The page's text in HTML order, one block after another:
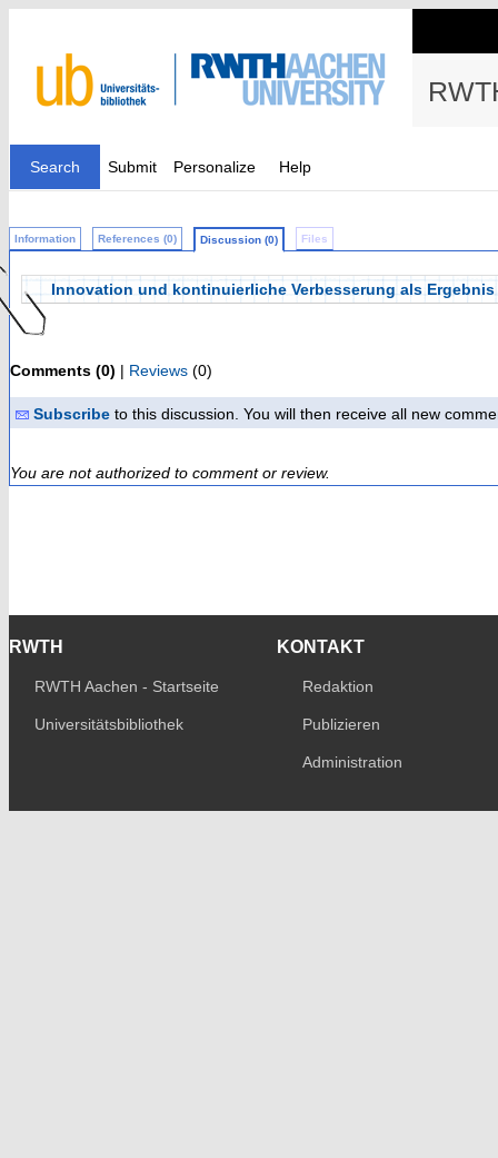
Search Submit Personalize Help
Information References (0) Discussion (0) Files
Innovation und kontinuierliche Verbesserung als Ergebnis
Comments (0) | Reviews (0)
Subscribe to this discussion. You will then receive all new
You are not authorized to comment or review.
RWTH
RWTH Aachen - Startseite
Universitätsbibliothek
KONTAKT
Redaktion
Publizieren
Administration